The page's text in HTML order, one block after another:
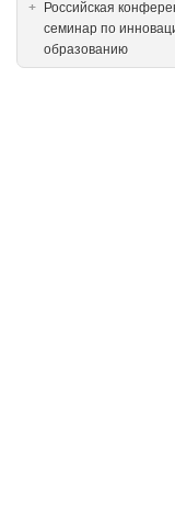
Российская
семинар по
образованию